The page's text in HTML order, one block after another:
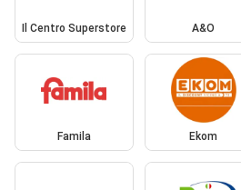
Il Centro Superstore A&O
Famila Ekom